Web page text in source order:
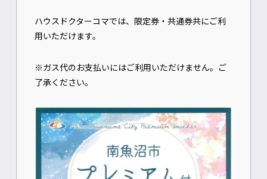
ハウスドクターコマでは、限定券・共通券共にご利
用いただけます。
※ガス代のお支払いにはご利用いただけません。ご
了承ください。